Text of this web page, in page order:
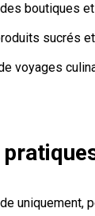
boutiques
sucrés
voyages
uniquement,